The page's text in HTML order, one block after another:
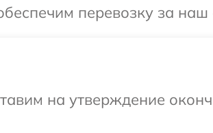
перевозку за наш
на утверждение